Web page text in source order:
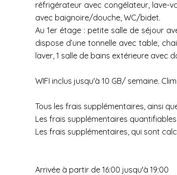
réfrigérateur avec congélateur, lave-
avec baignoire/douche, WC/bidet.
Au 1er étage : petite salle de séjour
dispose d’une tonnelle avec table,
laver, 1 salle de bains extérieure avec
WIFI inclus jusqu'à 10 GB/ semaine.
Tous les frais supplémentaires, ainsi
Les frais supplémentaires
Les frais supplémentaires, qui sont
Arrivée à partir de 16:00 jusqu'à 19:00